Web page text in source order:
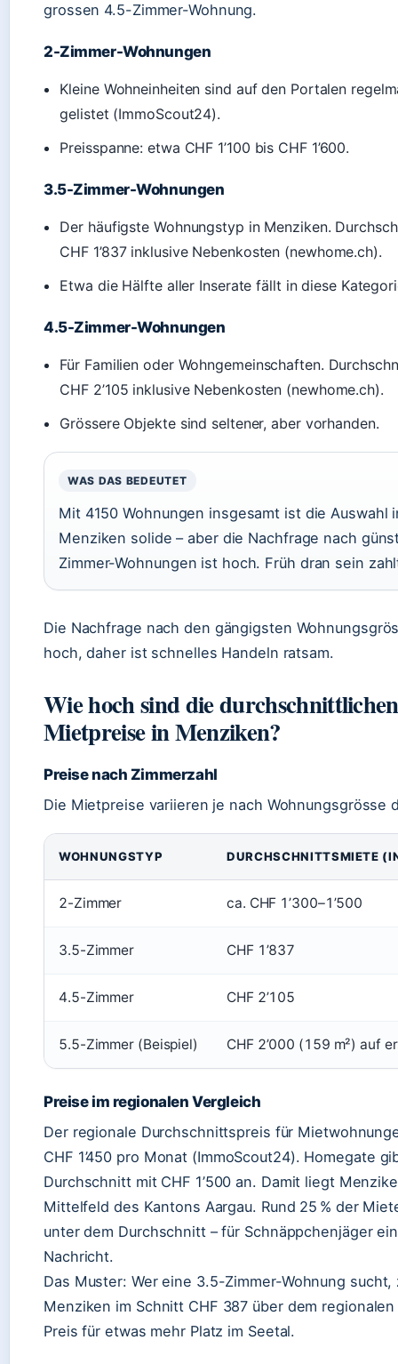
grossen 4.5-Zimmer-Wohnung.
2-Zimmer-Wohnungen
Kleine Wohneinheiten sind auf den Portalen
gelistet (ImmoScout24).
Preisspanne: etwa CHF 1’100 bis CHF 1’600.
3.5-Zimmer-Wohnungen
Der häufigste Wohnungstyp in Menziken.
CHF 1’837 inklusive Nebenkosten (newhome.ch).
Etwa die Hälfte aller Inserate fällt in diese
4.5-Zimmer-Wohnungen
Für Familien oder Wohngemeinschaften.
CHF 2’105 inklusive Nebenkosten (newhome.ch).
Grössere Objekte sind seltener, aber vorhanden.
WAS DAS BEDEUTET
Mit 4150 Wohnungen insgesamt ist die Auswahl
Menziken solide – aber die Nachfrage nach
Zimmer-Wohnungen ist hoch. Früh dran sein
Die Nachfrage nach den gängigsten
hoch, daher ist schnelles Handeln ratsam.
Wie hoch sind die durchschnittlichen
Mietpreise in Menziken?
Preise nach Zimmerzahl
Die Mietpreise variieren je nach Wohnungsgrösse
WOHNUNGSTYP DURCHSCHNITTSMIETE
2-Zimmer ca. CHF 1’300–1’500
3.5-Zimmer CHF 1’837
4.5-Zimmer CHF 2’105
5.5-Zimmer (Beispiel) CHF 2’000 (159 m²) auf
Preise im regionalen Vergleich
Der regionale Durchschnittspreis für
CHF 1’450 pro Monat (ImmoScout24). Homegate
Durchschnitt mit CHF 1’500 an. Damit liegt
Mittelfeld des Kantons Aargau. Rund 25 % der
unter dem Durchschnitt – für Schnäppchenjäger
Nachricht.
Das Muster: Wer eine 3.5-Zimmer-Wohnung sucht,
Menziken im Schnitt CHF 387 über dem
Preis für etwas mehr Platz im Seetal.